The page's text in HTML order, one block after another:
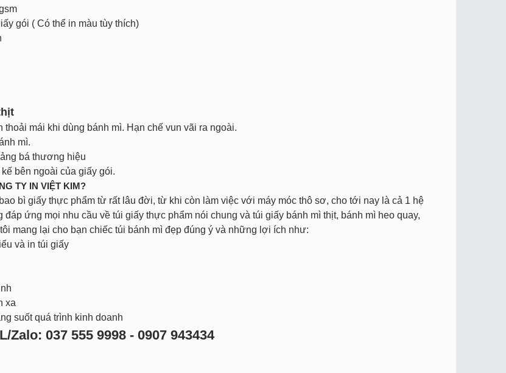
gói ( Có thể in màu tùy thích)
thoải mái khi dùng bánh mì. Hạn chế vun vãi ra ngoài.
mì.
bá thương hiệu
bên ngoài của giấy gói.
TY IN VIỆT KIM?
bì giấy thực phẩm từ rất lâu đời, từ khi còn làm việc với máy móc thô sơ, cho tới nay là cả 1 hệ
đáp ứng mọi nhu cầu về túi giấy thực phẩm nói chung và túi giấy bánh mì thịt, bánh mì heo quay,
mang lại cho bạn chiếc túi bánh mì đẹp đúng ý và những lợi ích như:
và in túi giấy
xa
suốt quá trình kinh doanh
Zalo: 037 555 9998 - 0907 943434